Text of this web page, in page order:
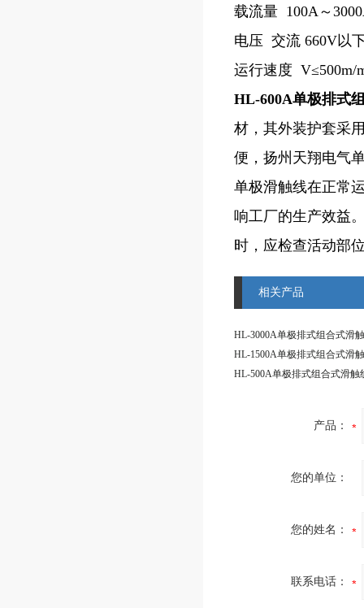
载流量 100A～
电压 交流 660V以
运行速度 V≤500m/
HL-600A单极排式
材，其外装护套采
便，扬州天翔电气
单极滑触线在正常
响工厂的生产效益
时，应检查活动部
相关产品
HL-3000A单极排式组合式滑
HL-1500A单极排式组合式滑
HL-500A单极排式组合式滑触
产品：
您的单位：
您的姓名：
联系电话：